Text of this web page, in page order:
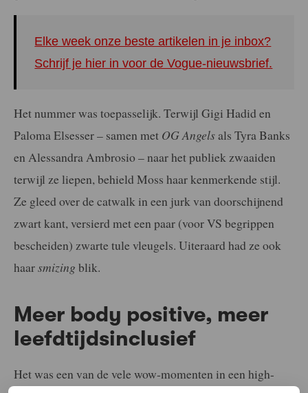
Elke week onze beste artikelen in je inbox?
Schrijf je hier in voor de Vogue-nieuwsbrief.
Het nummer was toepasselijk. Terwijl Gigi Hadid en
Paloma Elsesser – samen met OG Angelsals Tyra Banks
en Alessandra Ambrosio – naar het publiek zwaaiden
terwijl ze liepen, behield Moss haar kenmerkende stijl.
Ze gleed over de catwalk in een jurk van doorschijnend
zwart kant, versierd met een paar (voor VS begrippen
bescheiden) zwarte tule vleugels. Uiteraard had ze ook
haarsmizing blik.
Meer body positive, meer
leefdtijdsinclusief
Het was een van de vele wow-momenten in een high-